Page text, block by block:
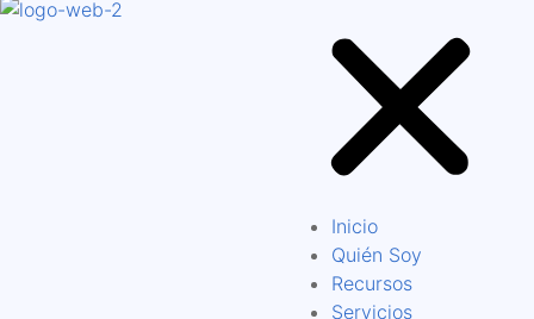
Inicio
Quién Soy
Recursos
Servicios